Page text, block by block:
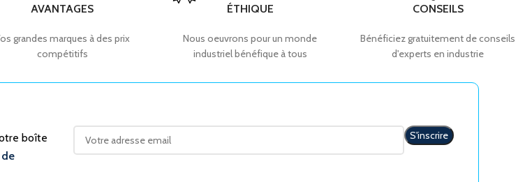
AVANTAGES
grandes marques à des prix
compétitifs
ÉTHIQUE
Nous oeuvrons pour un monde
industriel bénéfique à tous
CONSEILS
Bénéficiez gratuitement de conseils
d'experts en industrie
boîte